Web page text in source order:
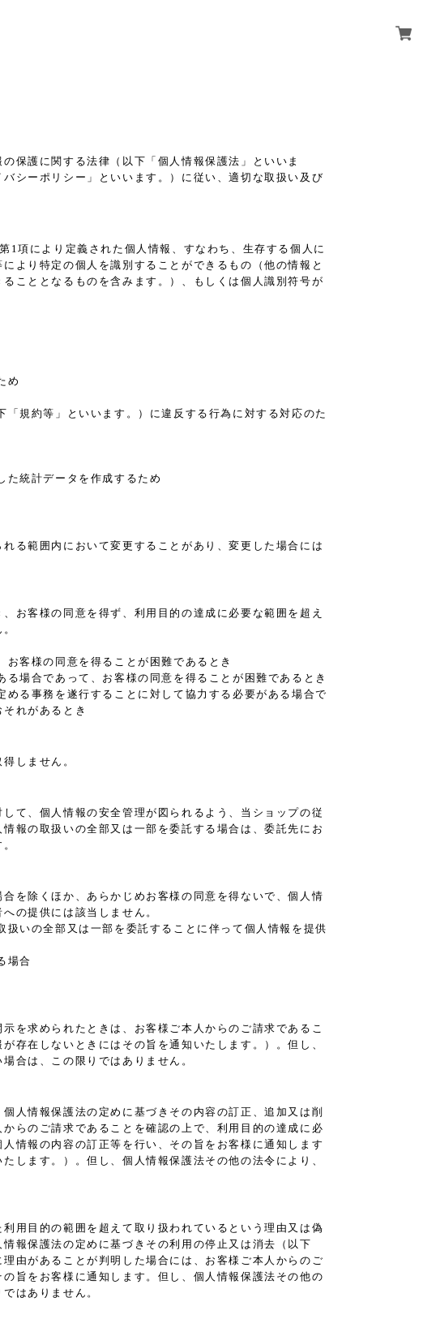
保護に関する法律（以下「個人情報保護法」といいま
シーポリシー」といいます。）に従い、適切な取扱い及び
1項により定義された個人情報、すなわち、生存する個人に
より特定の個人を識別することができるもの（他の情報と
こととなるものを含みます。）、もしくは個人識別符号が
め
規約等」といいます。）に違反する行為に対する対応のた
た統計データを作成するため
る範囲内において変更することがあり、変更した場合には
お客様の同意を得ず、利用目的の達成に必要な範囲を超え
お客様の同意を得ることが困難であるとき
場合であって、お客様の同意を得ることが困難であるとき
る事務を遂行することに対して協力する必要がある場合で
れがあるとき
しません。
て、個人情報の安全管理が図られるよう、当ショップの従
報の取扱いの全部又は一部を委託する場合は、委託先にお
を除くほか、あらかじめお客様の同意を得ないで、個人情
の提供には該当しません。
いの全部又は一部を委託することに伴って個人情報を提供
場合
を求められたときは、お客様ご本人からのご請求であるこ
存在しないときにはその旨を通知いたします。）。但し、
合は、この限りではありません。
人情報保護法の定めに基づきその内容の訂正、追加又は削
らのご請求であることを確認の上で、利用目的の達成に必
情報の内容の訂正等を行い、その旨をお客様に通知します
します。）。但し、個人情報保護法その他の法令により、
用目的の範囲を超えて取り扱われているという理由又は偽
報保護法の定めに基づきその利用の停止又は消去（以下
由があることが判明した場合には、お客様ご本人からのご
旨をお客様に通知します。但し、個人情報保護法その他の
はありません。